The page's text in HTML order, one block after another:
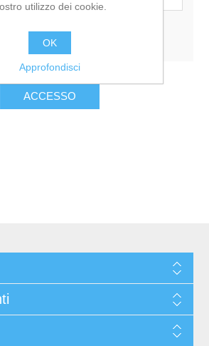
Password dimenticata?
utilizzo dei cookie.
OK
Approfondisci